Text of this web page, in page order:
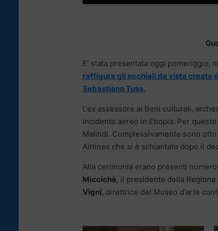
E’ stata presentata oggi pomeriggio,
raffigura gli occhiali da vista creata
Sebastiano Tusa.
L’ex assessore ai Beni culturali,
incidente aereo in Etiopia. Per
Malindi. Complessivamente sono
Airlines che si è schiantato dopo il
Alla cerimonia erano presenti
Miccichè, il presidente della Regione
Vigni, direttrice del Museo d’arte